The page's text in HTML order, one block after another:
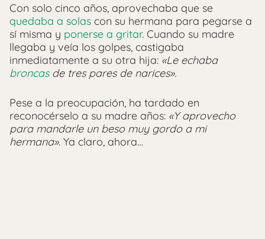
Con solo cinco años, aprovechaba que se
quedaba a solas con su hermana para pegarse a
sí misma y ponerse a gritar. Cuando su madre
llegaba y veía los golpes, castigaba
inmediatamente a su otra hija: «Le echaba
broncasde tres pares de narices».
Pese a la preocupación, ha tardado en
reconocérselo a su madre años: «Y aprovecho
para mandarle un beso muy gordo a mi
hermana». Ya claro, ahora…